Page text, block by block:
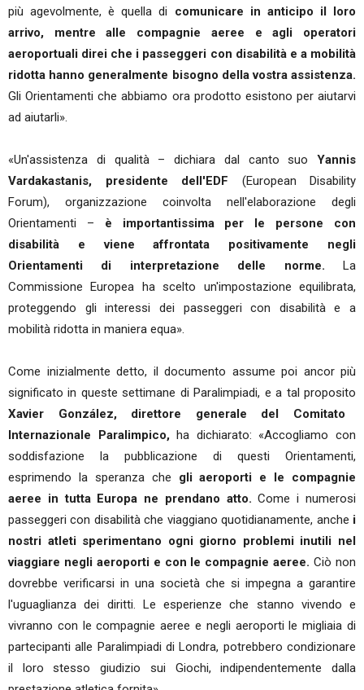
più agevolmente, è quella di comunicare in anticipo il loro
arrivo, mentre alle compagnie aeree e agli operatori
aeroportuali direi che i passeggeri con disabilità e a mobilità
ridotta hanno generalmente bisogno della vostra assistenza.
Gli Orientamenti che abbiamo ora prodotto esistono per aiutarvi
ad aiutarli».
«Un'assistenza di qualità – dichiara dal canto suo Yannis
Vardakastanis, presidente dell'EDF (European Disability
Forum), organizzazione coinvolta nell'elaborazione degli
Orientamenti – è importantissima per le persone con
disabilità e viene affrontata positivamente negli
Orientamenti di interpretazione delle norme. La
Commissione Europea ha scelto un'impostazione equilibrata,
proteggendo gli interessi dei passeggeri con disabilità e a
mobilità ridotta in maniera equa».
Come inizialmente detto, il documento assume poi ancor più
significato in queste settimane di Paralimpiadi, e a tal proposito
Xavier González, direttore generale del Comitato
Internazionale Paralimpico,ha dichiarato: «Accogliamo con
soddisfazione la pubblicazione di questi Orientamenti,
esprimendo la speranza che gli aeroporti e le compagnie
aeree in tutta Europa ne prendano atto.Come i numerosi
passeggeri con disabilità che viaggiano quotidianamente, anche i
nostri atleti sperimentano ogni giorno problemi inutili nel
viaggiare negli aeroporti e con le compagnie aeree. Ciò non
dovrebbe verificarsi in una società che si impegna a garantire
l'uguaglianza dei diritti. Le esperienze che stanno vivendo e
vivranno con le compagnie aeree e negli aeroporti le migliaia di
partecipanti alle Paralimpiadi di Londra, potrebbero condizionare
il loro stesso giudizio sui Giochi, indipendentemente dalla